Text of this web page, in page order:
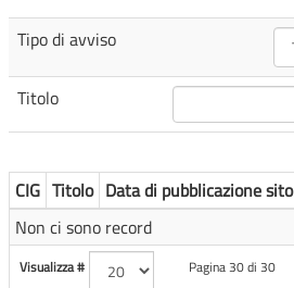
Tipo di avviso
Titolo
CIG Titolo Data di pubblicazione sito
Visualizza # Pagina 30 di 30
Non ci sono record